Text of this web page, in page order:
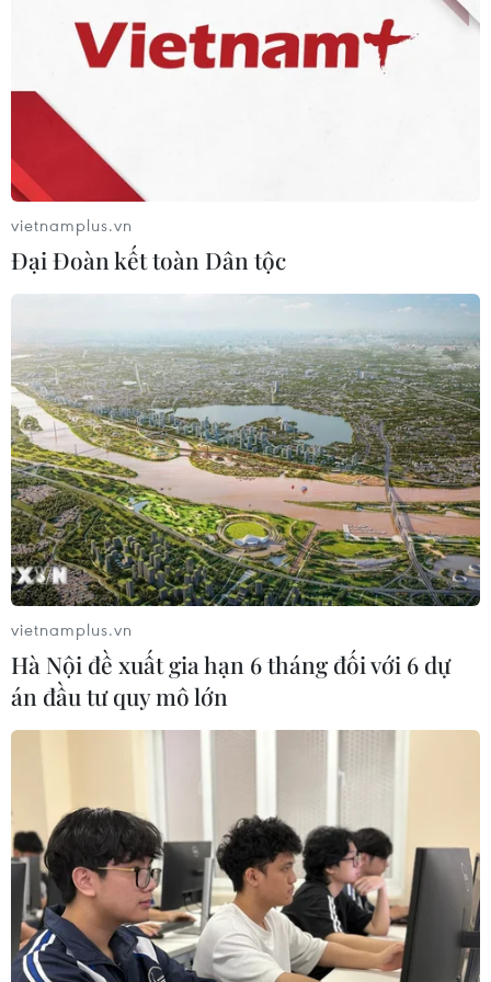
Nga: Cáp ngầm của công ty Rostelecom
dưới biển Baltic bị hư hại
09/02/2025 04:43
Rostelecom nhấn mạnh tuyến cáp ngầm của công ty
này dưới biển Baltic bị hư hại “có tác động từ bên
ngoài," và hiện công tác khắc phục đoạn cáp hỏng
đang được tiến hành.
vietnamplus.vn
Đại Đoàn kết toàn Dân tộc
vietnamplus.vn
Hà Nội đề xuất gia hạn 6 tháng đối với 6 dự
án đầu tư quy mô lớn